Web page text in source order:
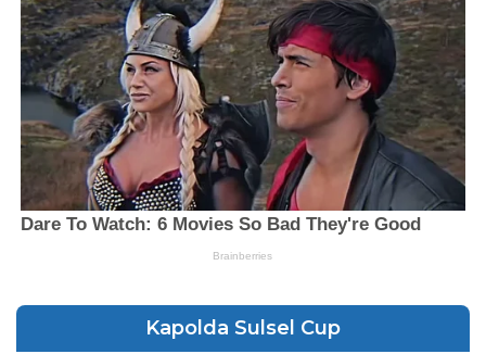
Kapolda Sulsel Cup